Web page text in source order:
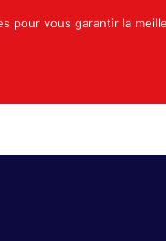
pour vous garantir la